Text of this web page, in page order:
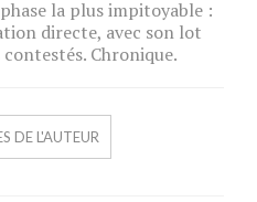
la plus impitoyable :
directe, avec son lot
Chronique.
DE L'AUTEUR